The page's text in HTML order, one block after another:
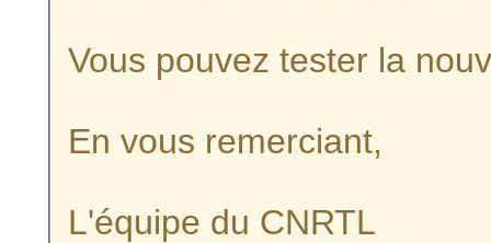
Vous pouvez tester la
En vous remerciant,
L'équipe du CNRTL